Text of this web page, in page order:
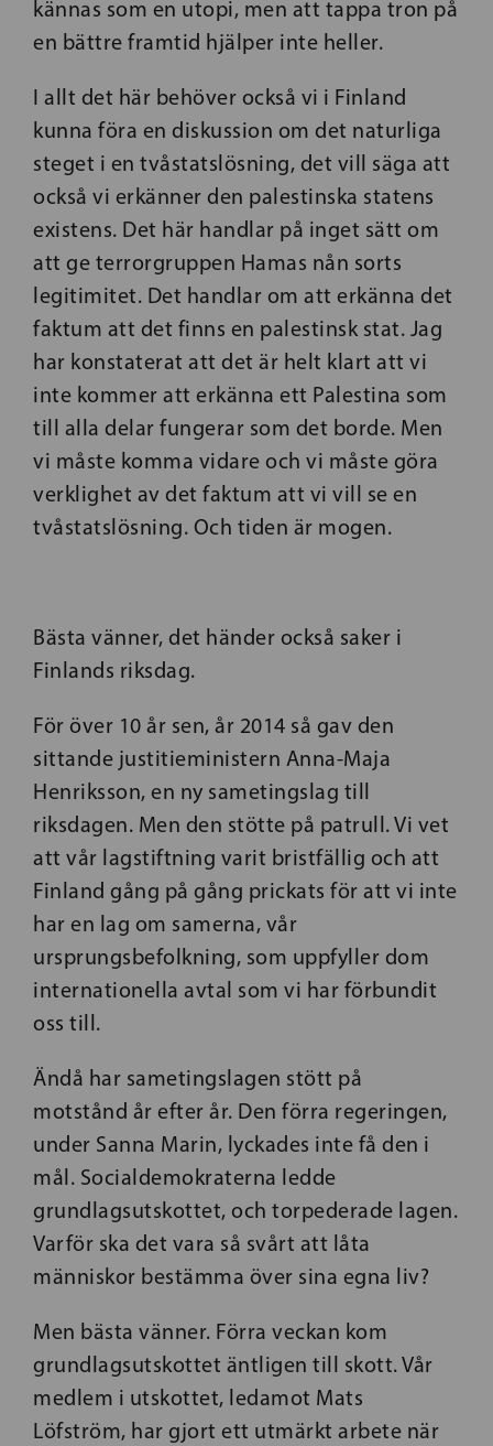
kännas som en utopi, men att tappa tron på
en bättre framtid hjälper inte heller.
I allt det här behöver också vi i Finland
kunna föra en diskussion om det naturliga
steget i en tvåstatslösning, det vill säga att
också vi erkänner den palestinska statens
existens. Det här handlar på inget sätt om
att ge terrorgruppen Hamas nån sorts
legitimitet. Det handlar om att erkänna det
faktum att det finns en palestinsk stat. Jag
har konstaterat att det är helt klart att vi
inte kommer att erkänna ett Palestina som
till alla delar fungerar som det borde. Men
vi måste komma vidare och vi måste göra
verklighet av det faktum att vi vill se en
tvåstatslösning. Och tiden är mogen.
Bästa vänner, det händer också saker i
Finlands riksdag.
För över 10 år sen, år 2014 så gav den
sittande justitieministern Anna-Maja
Henriksson, en ny sametingslag till
riksdagen. Men den stötte på patrull. Vi vet
att vår lagstiftning varit bristfällig och att
Finland gång på gång prickats för att vi inte
har en lag om samerna, vår
ursprungsbefolkning, som uppfyller dom
internationella avtal som vi har förbundit
oss till.
Ändå har sametingslagen stött på
motstånd år efter år. Den förra regeringen,
under Sanna Marin, lyckades inte få den i
mål. Socialdemokraterna ledde
grundlagsutskottet, och torpederade lagen.
Varför ska det vara så svårt att låta
människor bestämma över sina egna liv?
Men bästa vänner. Förra veckan kom
grundlagsutskottet äntligen till skott. Vår
medlem i utskottet, ledamot Mats
Löfström, har gjort ett utmärkt arbete när